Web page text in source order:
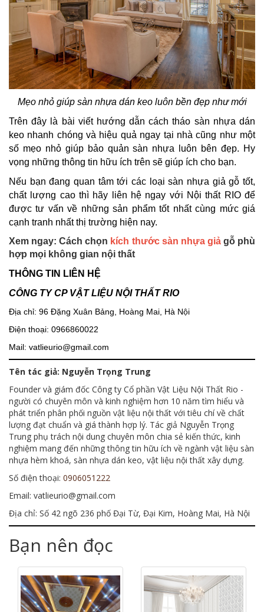
Mẹo nhỏ giúp sàn nhựa dán keo luôn bền đẹp như mới
Trên đây là bài viết hướng dẫn cách tháo sàn nhựa dán
keo nhanh chóng và hiệu quả ngay tại nhà cũng như một
số mẹo nhỏ giúp bảo quản sàn nhựa luôn bên đẹp. Hy
vọng những thông tin hữu ích trên sẽ giúp ích cho bạn.
Nếu bạn đang quan tâm tới các loại sàn nhựa giả gỗ tốt,
chất lượng cao thì hãy liên hệ ngay với Nội thất RIO để
được tư vấn về những sản phẩm tốt nhất cùng mức giá
cạnh tranh nhất thị trường hiện nay.
Xem ngay: Cách chọn kích thước sàn nhựa giả gỗ phù
hợp mọi không gian nội thất
THÔNG TIN LIÊN HỆ
CÔNG TY CP VẬT LIỆU NỘI THẤT RIO
Địa chỉ: 96 Đặng Xuân Bảng, Hoàng Mai, Hà Nội
Điện thoại: 0966860022
Mail: vatlieurio@gmail.com
Tên tác giả: Nguyễn Trọng Trung
Founder và giám đốc Công ty Cổ phần Vật Liệu Nội Thất Rio -
người có chuyên môn và kinh nghiệm hơn 10 năm tìm hiểu và
phát triển phân phối nguồn vật liệu nội thất với tiêu chí về chất
lượng đạt chuẩn và giá thành hợp lý. Tác giả Nguyễn Trọng
Trung phụ trách nội dung chuyên môn chia sẻ kiến thức, kinh
nghiệm mang đến những thông tin hữu ích về ngành vật liệu sàn
nhựa hèm khoá, sàn nhựa dán keo, vật liệu nội thất xây dựng.
Số điện thoại: 0906051222
Email: vatlieurio@gmail.com
Địa chỉ: Số 42 ngõ 236 phố Đại Từ, Đại Kim, Hoàng Mai, Hà Nội
Bạn nên đọc